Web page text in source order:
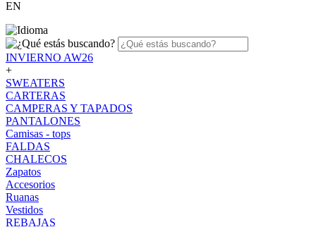
EN
INVIERNO AW26
+
SWEATERS
CARTERAS
CAMPERAS Y TAPADOS
PANTALONES
Camisas - tops
FALDAS
CHALECOS
Zapatos
Accesorios
Ruanas
Vestidos
REBAJAS